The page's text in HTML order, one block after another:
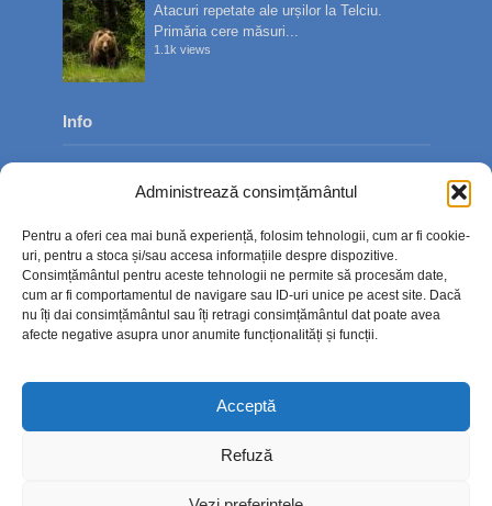
Administrează consimțământul
Pentru a oferi cea mai bună experiență, folosim tehnologii, cum ar fi cookie-
uri, pentru a stoca și/sau accesa informațiile despre dispozitive.
Consimțământul pentru aceste tehnologii ne permite să procesăm date,
cum ar fi comportamentul de navigare sau ID-uri unice pe acest site. Dacă
nu îți dai consimțământul sau îți retragi consimțământul dat poate avea
afecte negative asupra unor anumite funcționalități și funcții.
Acceptă
Refuză
Atacuri repetate ale urșilor la Telciu.
Primăria cere măsuri...
1.1k views
Info
Contact
Politica de confidențialitate
Politică cookie-uri (UE)